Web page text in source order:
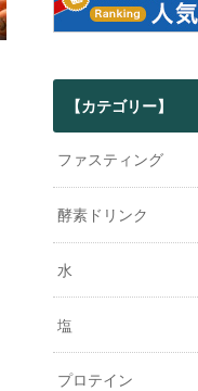
【カテゴリー】
ファスティング
酵素ドリンク
水
塩
プロテイン